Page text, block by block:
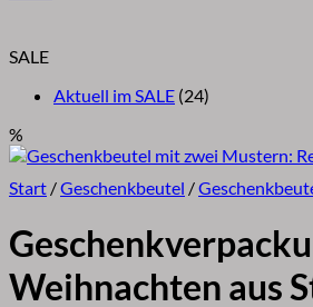
SALE
Aktuell im SALE (24)
%
Start /Geschenkbeutel /
Weihnachten aus